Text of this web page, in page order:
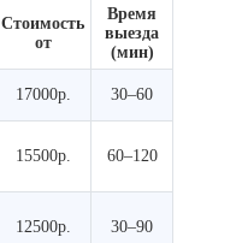
Стоимость
от
Время
выезда
(мин)
17000р. 30–60
15500р. 60–120
12500р. 30–90